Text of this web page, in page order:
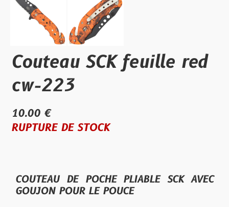
Couteau SCK feuille red
cw-223
10.00 €
RUPTURE DE STOCK
COUTEAU DE POCHE PLIABLE SCK AVEC
GOUJON POUR LE POUCE